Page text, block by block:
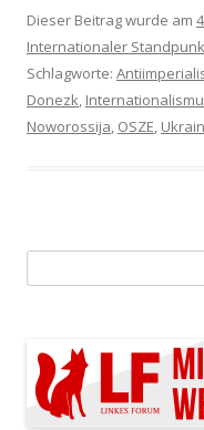
Dieser Beitrag wurde am
Internationaler
Schlagworte:
Donezk,
Noworossija, OSZE,